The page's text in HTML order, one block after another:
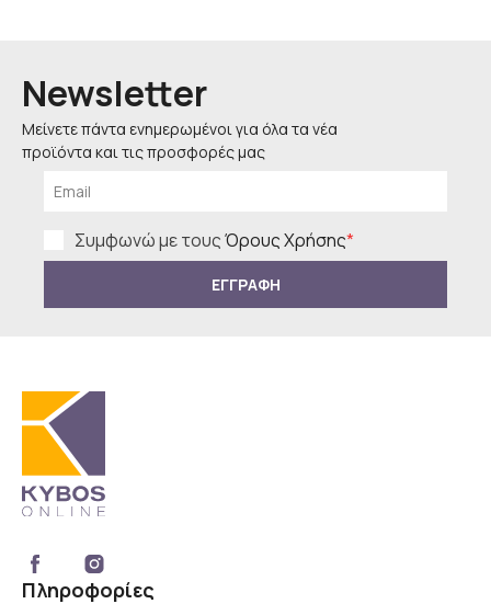
Newsletter
Μείνετε πάντα ενημερωμένοι για όλα τα νέα
προϊόντα και τις προσφορές μας
Συμφωνώ με τουςΌρους Χρήσης*
ΕΓΓΡΑΦΗ
Πληροφορίες